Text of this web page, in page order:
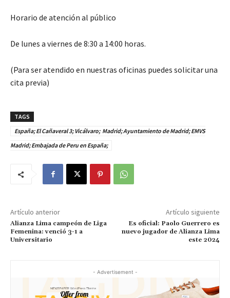
Horario de atención al público
De lunes a viernes de 8:30 a 14:00 horas.
(Para ser atendido en nuestras oficinas puedes solicitar una
cita previa)
TAGS
España; El Cañaveral 3; Vicálvaro; Madrid; Ayuntamiento de Madrid; EMVS
Madrid; Embajada de Peru en España;
Artículo anterior
Alianza Lima campeón de Liga
Femenina: venció 3-1 a
Universitario
Artículo siguiente
Es oficial: Paolo Guerrero es
nuevo jugador de Alianza Lima
este 2024
- Advertisement -